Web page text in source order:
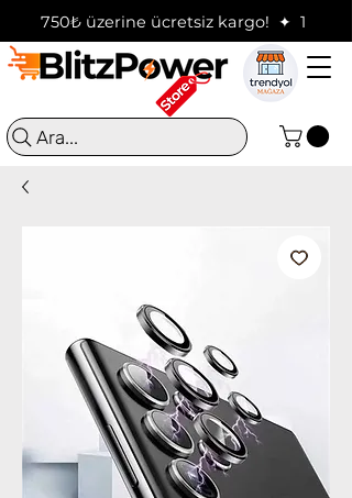
750₺ üzerine ücretsiz kargo!  ✦
Ara...